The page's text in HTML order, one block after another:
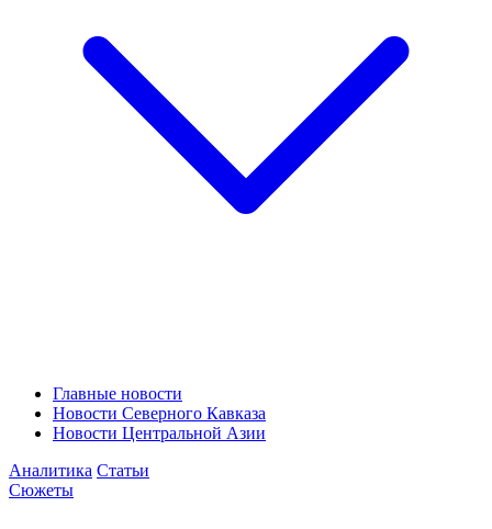
Главные новости
Новости Северного Кавказа
Новости Центральной Азии
Аналитика Статьи
Сюжеты